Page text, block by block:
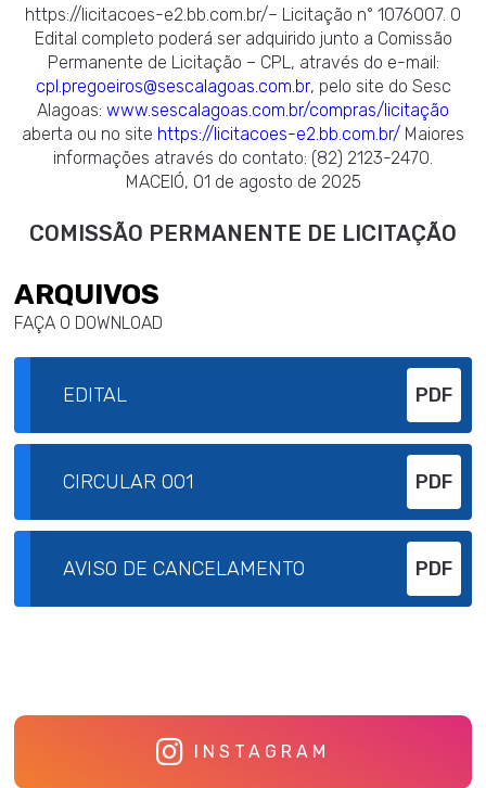
https://licitacoes-e2.bb.com.br/– Licitação n° 1076007. O
Edital completo poderá ser adquirido junto a Comissão
Permanente de Licitação – CPL, através do e-mail:
cpl.pregoeiros@sescalagoas.com.br, pelo site do Sesc
Alagoas: www.sescalagoas.com.br/compras/licitação
aberta ou no site https://licitacoes-e2.bb.com.br/ Maiores
informações através do contato: (82) 2123-2470.
MACEIÓ, 01 de agosto de 2025
COMISSÃO PERMANENTE DE LICITAÇÃO
ARQUIVOS
FAÇA O DOWNLOAD
EDITAL PDF
CIRCULAR 001 PDF
AVISO DE CANCELAMENTO PDF
INSTAGRAM